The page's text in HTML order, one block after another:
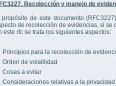
Recolección y manejo de
propósito de este documento
de recolección de evidencias, si
este rfc se trata los siguientes aspectos:
Principios para la recolección de
Orden de volatilidad
Cosas a evitar
Consideraciones relativas a la